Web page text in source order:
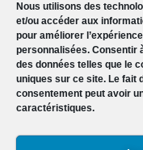
Nous utilisons des
et/ou accéder aux
pour améliorer
personnalisées. Consentir
des données telles que le
uniques sur ce site. Le fait
consentement peut avoir
caractéristiques.
Nous accompagnons :
Bureaux
Commerces
Écoles
Hôtels
Restaurants
Livraison rapide en